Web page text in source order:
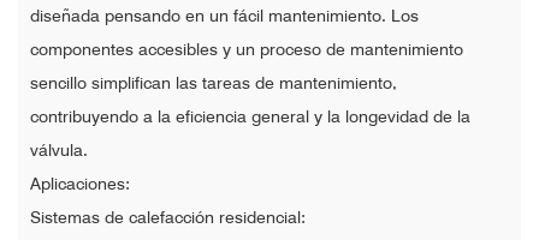
diseñada pensando en un fácil mantenimiento. Los
componentes accesibles y un proceso de mantenimiento
sencillo simplifican las tareas de mantenimiento,
contribuyendo a la eficiencia general y la longevidad de la
válvula.
Aplicaciones:
Sistemas de calefacción residencial: